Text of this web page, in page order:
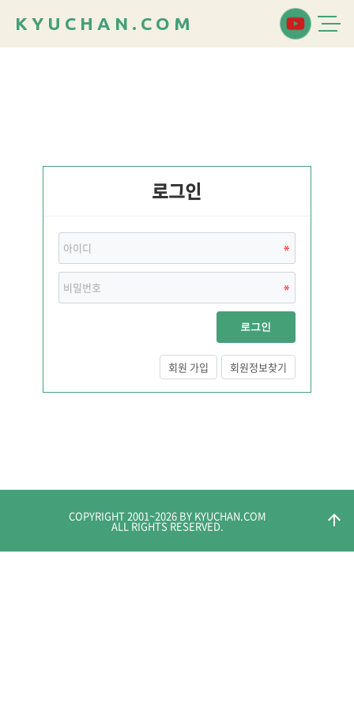
K Y U C H A N . C O M
로그인
로그인
회원 가입 회원정보찾기
arrow_upward
COPYRIGHT 2001~2026 BY KYUCHAN.COM
ALL RIGHTS RESERVED.